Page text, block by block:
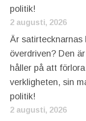
politik!
2 augusti, 2026
Är satirtecknarnas
överdriven? Den
håller på att
verkligheten, sin
politik!
2 augusti, 2026